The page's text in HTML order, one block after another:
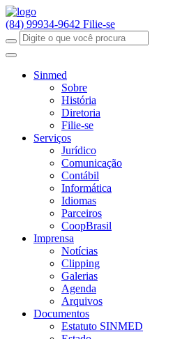
(84) 99934-9642 Filie-se
Sinmed
Sobre
História
Diretoria
Filie-se
Serviços
Jurídico
Comunicação
Contábil
Informática
Idiomas
Parceiros
CoopBrasil
Imprensa
Notícias
Clipping
Galerias
Agenda
Arquivos
Documentos
Estatuto SINMED